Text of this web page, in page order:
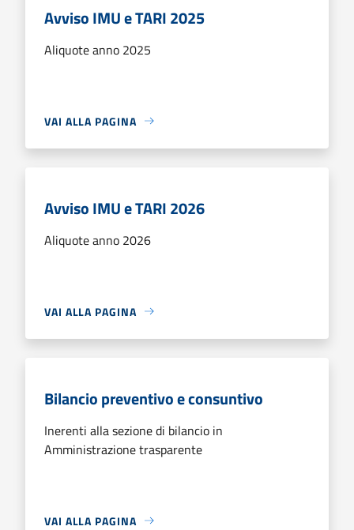
Avviso IMU e TARI 2025
Aliquote anno 2025
VAI ALLA PAGINA
Avviso IMU e TARI 2026
Aliquote anno 2026
VAI ALLA PAGINA
Bilancio preventivo e consuntivo
Inerenti alla sezione di bilancio in
Amministrazione trasparente
VAI ALLA PAGINA